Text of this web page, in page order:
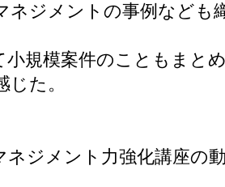
ネジメントの事例なども
規模案件のこともまと
た。
ネジメント力強化講座の